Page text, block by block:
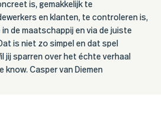
is, gemakkelijk te
en klanten, te controleren is,
de maatschappij en via de juiste
is niet zo simpel en dat spel
jij sparren over het échte verhaal
know. Casper van Diemen